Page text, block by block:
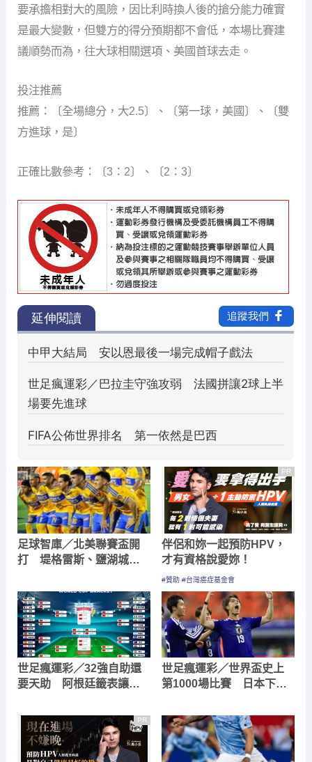
要承擔相對大的風險，因比利時換人後的搶分能力確實
是最大變數，但雙方的得分預期都不會低，本場比賽建
議順勢而為，往大球相關選項、美國首球去走。
投注推薦
推薦：〔全場總分，大2.5〕、〔第一球，美國〕、〔雙
方進球，是〕
正確比數參考：〔3：2〕、〔2：3〕
足球智庫／北美聯賽盃開
打 堤格雷斯、鹽湖城後
PR
伴侶和妳一起預防HPV，
才有資格說愛妳！
#贊助 #台灣癌症基金會
世足瘋運彩／32強自助還
要天助 阿根廷籤表讓對
世足瘋運彩／世界盃史上
第1000場比賽 日本下半
西亞
PR